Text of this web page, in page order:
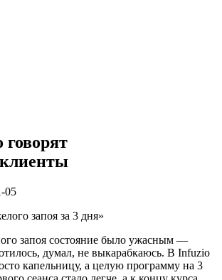
говорят
05
запоя за 3 дня»
запоя состояние было ужасным —
думал, не выкарабкаюсь. В Infuzio
капельницу, а целую программу на 3